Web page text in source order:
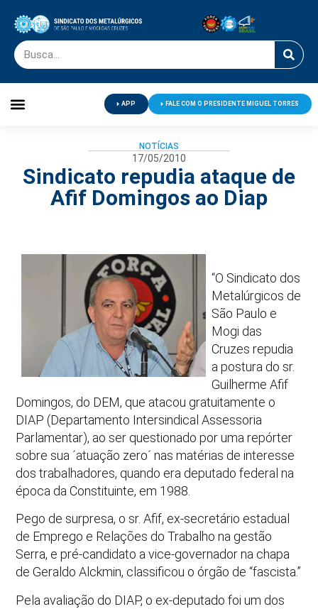
APP FALE COM O PRESIDENTE MIGUEL TORRES
NOTÍCIAS
17/05/2010
Sindicato repudia ataque de
Afif Domingos ao Diap
“O Sindicato dos
Metalúrgicos de
São Paulo e
Mogi das
Cruzes repudia
a postura do sr.
Guilherme Afif
Domingos, do DEM, que atacou gratuitamente o
DIAP (Departamento Intersindical Assessoria
Parlamentar), ao ser questionado por uma repórter
sobre sua ´atuação zero´ nas matérias de interesse
dos trabalhadores, quando era deputado federal na
época da Constituinte, em 1988.
Pego de surpresa, o sr. Afif, ex-secretário estadual
de Emprego e Relações do Trabalho na gestão
Serra, e pré-candidato a vice-governador na chapa
de Geraldo Alckmin, classificou o órgão de “fascista.”
Pela avaliação do DIAP, o ex-deputado foi um dos